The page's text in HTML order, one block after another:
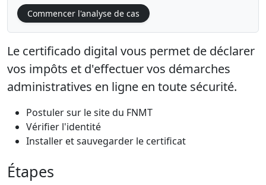
Commencer l'analyse de cas
Le certificado digital vous permet de déclarer
vos impôts et d'effectuer vos démarches
administratives en ligne en toute sécurité.
Postuler sur le site du FNMT
Vérifier l'identité
Installer et sauvegarder le certificat
Étapes